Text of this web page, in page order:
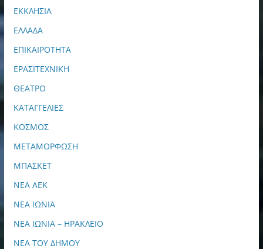
ΕΚΚΛΗΣΙΑ
ΕΛΛΑΔΑ
ΕΠΙΚΑΙΡΟΤΗΤΑ
ΕΡΑΣΙΤΕΧΝΙΚΗ
ΘΕΑΤΡΟ
ΚΑΤΑΓΓΕΛΙΕΣ
ΚΟΣΜΟΣ
ΜΕΤΑΜΟΡΦΩΣΗ
ΜΠΑΣΚΕΤ
ΝΕΑ ΑΕΚ
ΝΕΑ ΙΩΝΙΑ
ΝΕΑ ΙΩΝΙΑ – ΗΡΑΚΛΕΙΟ
ΝΕΑ ΤΟΥ ΔΗΜΟΥ